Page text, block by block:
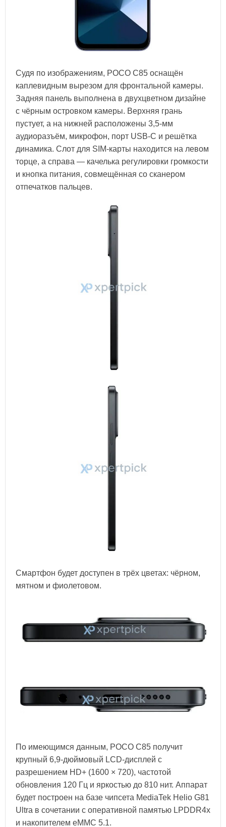
Судя по изображениям, POCO C85 оснащён
каплевидным вырезом для фронтальной камеры.
Задняя панель выполнена в двухцветном дизайне
с чёрным островком камеры. Верхняя грань
пустует, а на нижней расположены 3,5-мм
аудиоразъём, микрофон, порт USB-C и решётка
динамика. Слот для SIM-карты находится на левом
торце, а справа — качелька регулировки громкости
и кнопка питания, совмещённая со сканером
отпечатков пальцев.
Смартфон будет доступен в трёх цветах: чёрном,
мятном и фиолетовом.
По имеющимся данным, POCO C85 получит
крупный 6,9-дюймовый LCD-дисплей с
разрешением HD+ (1600 × 720), частотой
обновления 120 Гц и яркостью до 810 нит. Аппарат
будет построен на базе чипсета MediaTek Helio G81
Ultra в сочетании с оперативной памятью LPDDR4x
и накопителем eMMC 5.1.